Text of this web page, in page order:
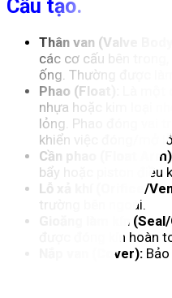
Cấu tạo.
Thân van (Valve Body):
các cơ cấu bên
ống. Thường được
Phao (Float):
Là một
nhựa hoặc kim loại
lỏng. Phao đóng vai
khiển việc đóng/mở
Cần phao (Float
bẩy hoặc piston điều
Lỗ xả khí (Orifice/
trường bên ngoài.
Gioăng làm kín
được đóng kín hoàn
Nắp van (Cover):